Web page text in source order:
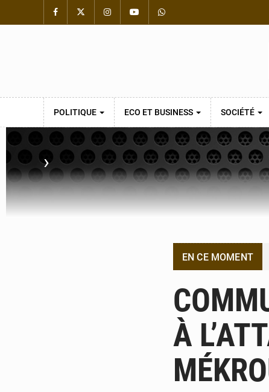
POLITIQUE ECO ET BUSINESS SOCIÉTÉ
›
EN CE MOMENT
À